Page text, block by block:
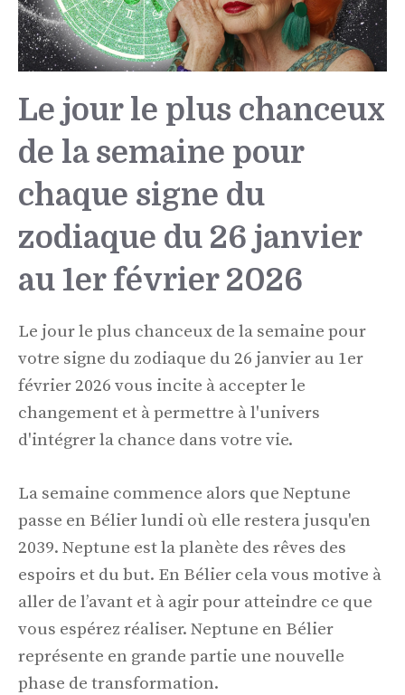
Le jour le plus chanceux
de la semaine pour
chaque signe du
zodiaque du 26 janvier
au 1er février 2026
Le jour le plus chanceux de la semaine pour
votre signe du zodiaque du 26 janvier au 1er
février 2026 vous incite à accepter le
changement et à permettre à l'univers
d'intégrer la chance dans votre vie.
La semaine commence alors que Neptune
passe en Bélier lundi où elle restera jusqu'en
2039. Neptune est la planète des rêves des
espoirs et du but. En Bélier cela vous motive à
aller de l’avant et à agir pour atteindre ce que
vous espérez réaliser. Neptune en Bélier
représente en grande partie une nouvelle
phase de transformation.